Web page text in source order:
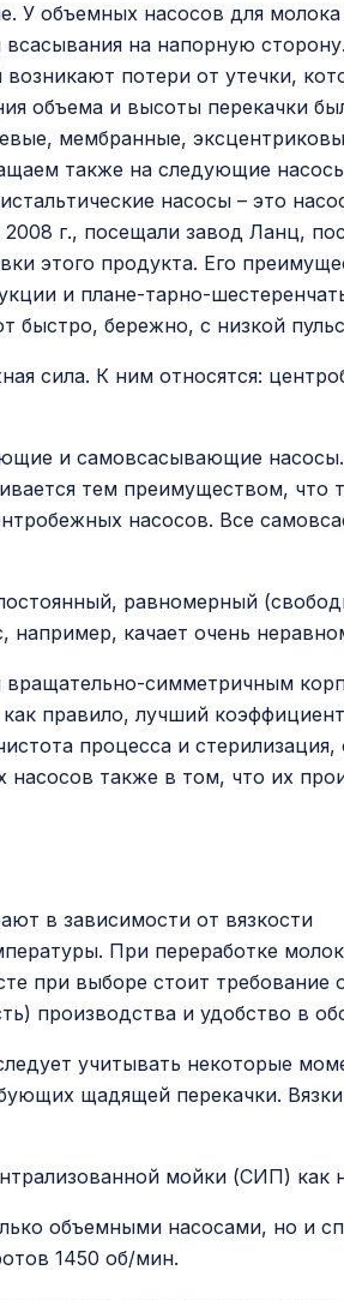
У объемных насосов для
на напорную
потери от утечки,
объема и высоты перекачки
мембранные,
также на следующие насосы
насосы – это
г., посещали завод Ланц,
этого продукта. Его
и плане-тарно-
быстро, бережно, с низкой
сила. К ним относятся:
и самовсасывающие
тем преимуществом,
насосов. Все
равномерный
качает очень
симметричным
правило, лучший
процесса и
также в том, что их
в зависимости от вязкости
При переработке
при выборе стоит требование
производства и удобство в
учитывать некоторые
щадящей перекачки.
мойки (СИП) как
объемными насосами, но и
1450 об/мин.